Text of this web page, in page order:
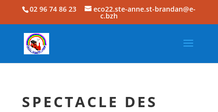
02 96 74 86 23 eco22.ste-anne.st-brandan@e-
c.bzh
SPECTACLE DES